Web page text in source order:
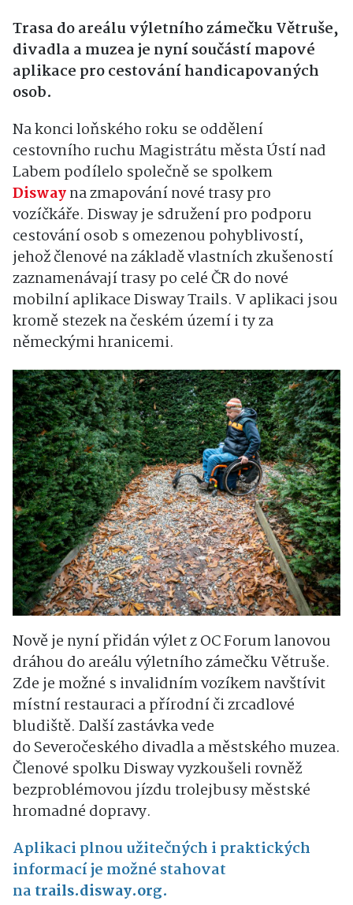
Trasa do areálu výletního zámečku Větruše,
divadla a muzea je nyní součástí mapové
aplikace pro cestování handicapovaných
osob.
Na konci loňského roku se oddělení
cestovního ruchu Magistrátu města Ústí nad
Labem podílelo společně se spolkem
Diswayna zmapování nové trasy pro
vozíčkáře. Disway je sdružení pro podporu
cestování osob s omezenou pohyblivostí,
jehož členové na základě vlastních zkušeností
zaznamenávají trasy po celé ČR do nové
mobilní aplikace Disway Trails. V aplikaci jsou
kromě stezek na českém území i ty za
německými hranicemi.
Nově je nyní přidán výlet z OC Forum lanovou
dráhou do areálu výletního zámečku Větruše.
Zde je možné s invalidním vozíkem navštívit
místní restauraci a přírodní či zrcadlové
bludiště. Další zastávka vede
do Severočeského divadla a městského muzea.
Členové spolku Disway vyzkoušeli rovněž
bezproblémovou jízdu trolejbusy městské
hromadné dopravy.
Aplikaci plnou užitečných i praktických
informací je možné stahovat
natrails.disway.org.